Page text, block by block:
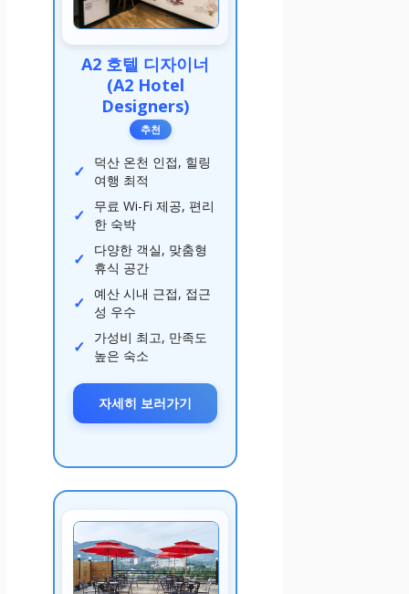
A2 호텔 디자이너
(A2 Hotel
Designers)
추천
덕산 온천 인접, 힐링
여행 최적
무료 Wi-Fi 제공, 편리
한 숙박
다양한 객실, 맞춤형
휴식 공간
예산 시내 근접, 접근
성 우수
가성비 최고, 만족도
높은 숙소
자세히 보러가기